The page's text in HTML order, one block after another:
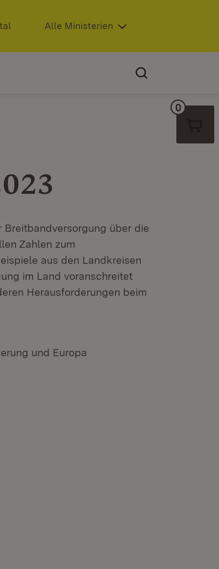
(Öffnet in neuem Fenster)
Alle Ministerien
über die
Zahlen zum
aus den Landkreisen
im Land voranschreitet
Herausforderungen beim
und Europa
0